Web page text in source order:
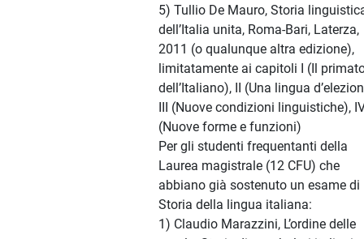
5) Tullio De Mauro, Storia
dell’Italia unita, Roma-Bari, Laterza,
2011 (o qualunque altra edizione),
limitatamente ai capitoli I (Il
dell’Italiano), II (Una lingua
III (Nuove condizioni linguistiche),
(Nuove forme e funzioni)
Per gli studenti frequentanti della
Laurea magistrale (12 CFU) che
abbiano già sostenuto un esame di
Storia della lingua italiana:
1) Claudio Marazzini, L’ordine delle